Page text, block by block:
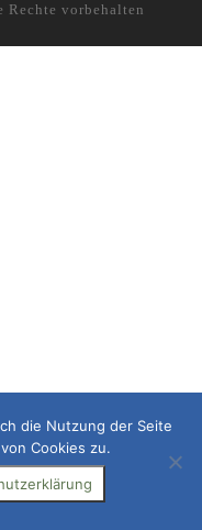
Rechte vorbehalten
die Nutzung der Seite
Cookies zu.